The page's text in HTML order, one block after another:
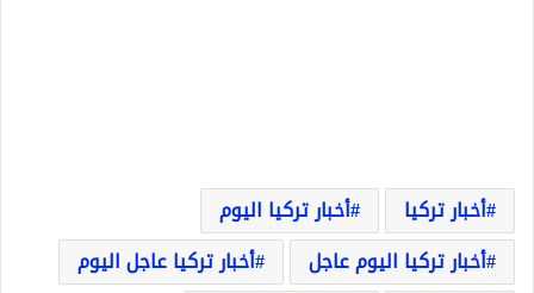
أخبار تركيا
أخبار تركيا اليوم
أخبار تركيا اليوم عاجل
أخبار تركيا عاجل اليوم